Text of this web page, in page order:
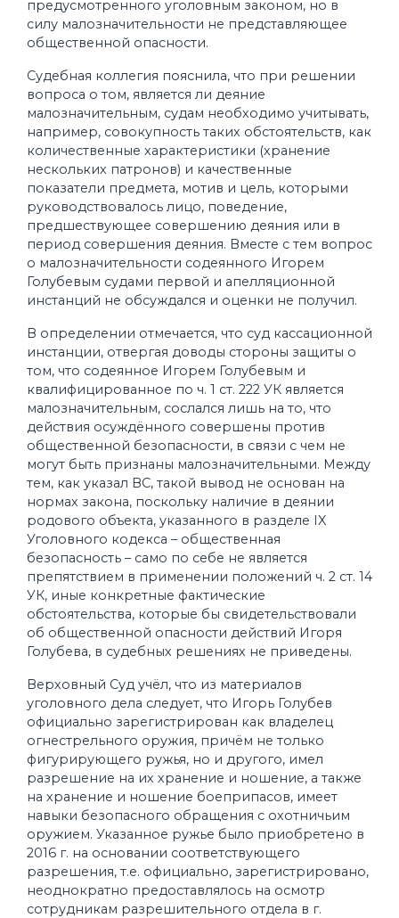
предусмотренного уголовным законом, но в
силу малозначительности не представляющее
общественной опасности.
Судебная коллегия пояснила, что при решении
вопроса о том, является ли деяние
малозначительным, судам необходимо учитывать,
например, совокупность таких обстоятельств, как
количественные характеристики (хранение
нескольких патронов) и качественные
показатели предмета, мотив и цель, которыми
руководствовалось лицо, поведение,
предшествующее совершению деяния или в
период совершения деяния. Вместе с тем вопрос
о малозначительности содеянного Игорем
Голубевым судами первой и апелляционной
инстанций не обсуждался и оценки не получил.
В определении отмечается, что суд кассационной
инстанции, отвергая доводы стороны защиты о
том, что содеянное Игорем Голубевым и
квалифицированное по ч. 1 ст. 222 УК является
малозначительным, сослался лишь на то, что
действия осуждённого совершены против
общественной безопасности, в связи с чем не
могут быть признаны малозначительными. Между
тем, как указал ВС, такой вывод не основан на
нормах закона, поскольку наличие в деянии
родового объекта, указанного в разделе IX
Уголовного кодекса – общественная
безопасность – само по себе не является
препятствием в применении положений ч. 2 ст. 14
УК, иные конкретные фактические
обстоятельства, которые бы свидетельствовали
об общественной опасности действий Игоря
Голубева, в судебных решениях не приведены.
Верховный Суд учёл, что из материалов
уголовного дела следует, что Игорь Голубев
официально зарегистрирован как владелец
огнестрельного оружия, причём не только
фигурирующего ружья, но и другого, имел
разрешение на их хранение и ношение, а также
на хранение и ношение боеприпасов, имеет
навыки безопасного обращения с охотничьим
оружием. Указанное ружье было приобретено в
2016 г. на основании соответствующего
разрешения, т.е. официально, зарегистрировано,
неоднократно предоставлялось на осмотр
сотрудникам разрешительного отдела в г.